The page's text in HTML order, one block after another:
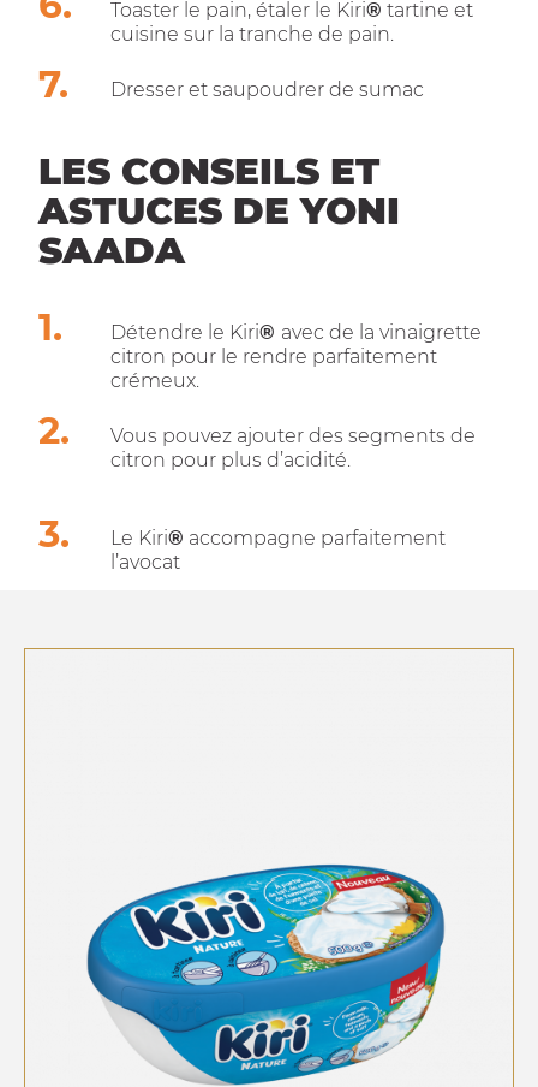
Toaster le pain, étaler le Kiri® tartine et
cuisine sur la tranche de pain.
Dresser et saupoudrer de sumac
LES CONSEILS ET
ASTUCES DE YONI
SAADA
Détendre le Kiri® avec de la vinaigrette
citron pour le rendre parfaitement
crémeux.
Vous pouvez ajouter des segments de
citron pour plus d’acidité.
Le Kiri® accompagne parfaitement
l’avocat